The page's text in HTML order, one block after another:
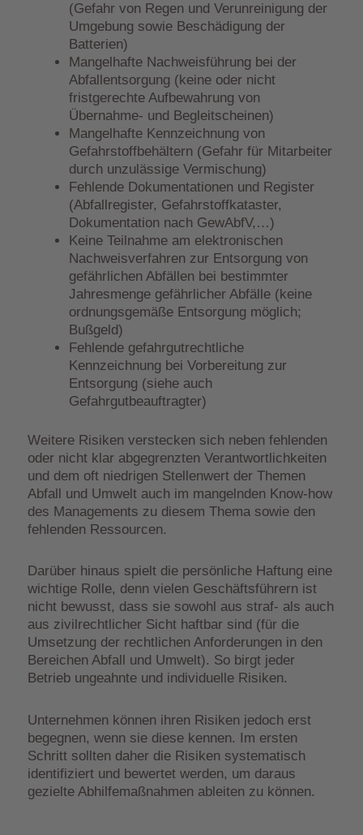
(Gefahr von Regen und Verunreinigung der
Umgebung sowie Beschädigung der
Batterien)
Mangelhafte Nachweisführung bei der
Abfallentsorgung (keine oder nicht
fristgerechte Aufbewahrung von
Übernahme- und Begleitscheinen)
Mangelhafte Kennzeichnung von
Gefahrstoffbehältern (Gefahr für Mitarbeiter
durch unzulässige Vermischung)
Fehlende Dokumentationen und Register
(Abfallregister, Gefahrstoffkataster,
Dokumentation nach GewAbfV,…)
Keine Teilnahme am elektronischen
Nachweisverfahren zur Entsorgung von
gefährlichen Abfällen bei bestimmter
Jahresmenge gefährlicher Abfälle (keine
ordnungsgemäße Entsorgung möglich;
Bußgeld)
Fehlende gefahrgutrechtliche
Kennzeichnung bei Vorbereitung zur
Entsorgung (siehe auch
Gefahrgutbeauftragter)
Weitere Risiken verstecken sich neben fehlenden
oder nicht klar abgegrenzten Verantwortlichkeiten
und dem oft niedrigen Stellenwert der Themen
Abfall und Umwelt auch im mangelnden Know-how
des Managements zu diesem Thema sowie den
fehlenden Ressourcen.
Darüber hinaus spielt die persönliche Haftung eine
wichtige Rolle, denn vielen Geschäftsführern ist
nicht bewusst, dass sie sowohl aus straf- als auch
aus zivilrechtlicher Sicht haftbar sind (für die
Umsetzung der rechtlichen Anforderungen in den
Bereichen Abfall und Umwelt). So birgt jeder
Betrieb ungeahnte und individuelle Risiken.
Unternehmen können ihren Risiken jedoch erst
begegnen, wenn sie diese kennen. Im ersten
Schritt sollten daher die Risiken systematisch
identifiziert und bewertet werden, um daraus
gezielte Abhilfemaßnahmen ableiten zu können.